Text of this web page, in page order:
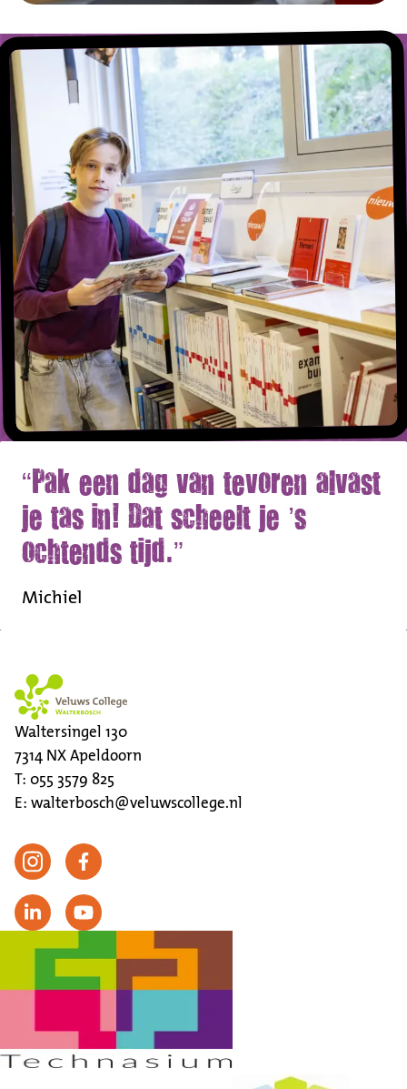
Pak een dag van tevoren alvast
je tas in! Dat scheelt je ’s
ochtends tijd.
Michiel
Waltersingel 130
7314 NXApeldoorn
T: 055 3579 825
E: walterbosch@veluwscollege.nl